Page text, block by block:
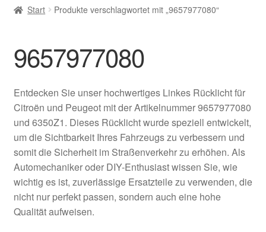
Datenschutz-Bestimmungen
Impressum
Kasse
Kontakt
Lieferung
Mein Konto
Start Produkte verschlagwortet mit „9657977080“
9657977080
Entdecken Sie unser hochwertiges Linkes Rücklicht für
Citroën und Peugeot mit der Artikelnummer 9657977080
und 6350Z1. Dieses Rücklicht wurde speziell entwickelt,
um die Sichtbarkeit Ihres Fahrzeugs zu verbessern und
somit die Sicherheit im Straßenverkehr zu erhöhen. Als
Automechaniker oder DIY-Enthusiast wissen Sie, wie
wichtig es ist, zuverlässige Ersatzteile zu verwenden, die
nicht nur perfekt passen, sondern auch eine hohe
Qualität aufweisen.